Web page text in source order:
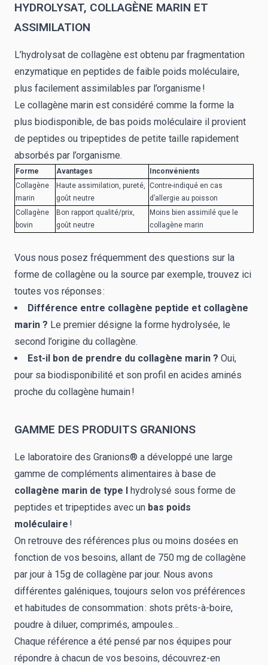
HYDROLYSAT, COLLAGÈNE MARIN ET
ASSIMILATION
L’hydrolysat de collagène est obtenu par fragmentation
enzymatique en peptides de faible poids moléculaire,
plus facilement assimilables par l’organisme !
Le collagène marin est considéré comme la forme la
plus biodisponible, de bas poids moléculaire il provient
de peptides ou tripeptides de petite taille rapidement
absorbés par l’organisme.
Forme Avantages
Inconvénients
Collagène
marin
Haute assimilation, pureté,
goût neutre
Contre-indiqué en cas
d’allergie au poisson
Collagène
bovin
Bon rapport qualité/prix,
goût neutre
Moins bien assimilé que le
collagène marin
Vous nous posez fréquemment des questions sur la
forme de collagène ou la source par exemple, trouvez ici
toutes vos réponses :
Différence entre collagène peptide et collagène
marin ? Le premier désigne la forme hydrolysée, le
second l’origine du collagène.
Est-il bon de prendre du collagène marin ? Oui,
pour sa biodisponibilité et son profil en acides aminés
proche du collagène humain !
GAMME DES PRODUITS GRANIONS
Le laboratoire des Granions® a développé une large
gamme de compléments alimentaires à base de
collagène marin de type I hydrolysé sous forme de
peptides et tripeptides avec un bas poids
moléculaire !
On retrouve des références plus ou moins dosées en
fonction de vos besoins, allant de 750 mg de collagène
par jour à 15g de collagène par jour. Nous avons
différentes galéniques, toujours selon vos préférences
et habitudes de consommation : shots prêts-à-boire,
poudre à diluer, comprimés, ampoules…
Chaque référence a été pensé par nos équipes pour
répondre à chacun de vos besoins, découvrez-en